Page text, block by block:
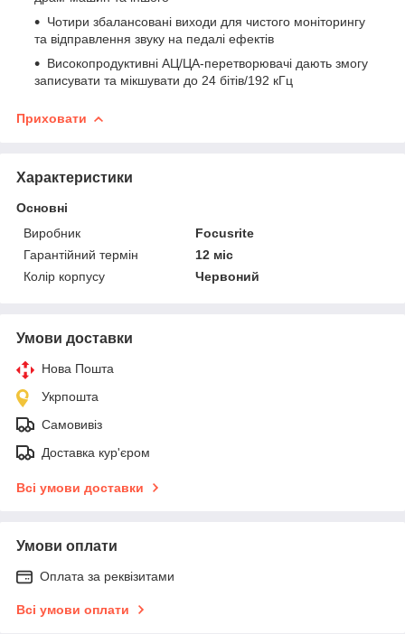
Чотири збалансовані виходи для чистого моніторингу
та відправлення звуку на педалі ефектів
Високопродуктивні АЦ/ЦА-перетворювачі дають змогу
записувати та мікшувати до 24 бітів/192 кГц
Приховати
Характеристики
Основні
Виробник
Focusrite
Гарантійний термін
12 міс
Колір корпусу
Червоний
Умови доставки
Нова Пошта
Укрпошта
Самовивіз
Доставка кур'єром
Всі умови доставки
Умови оплати
Оплата за реквізитами
Всі умови оплати